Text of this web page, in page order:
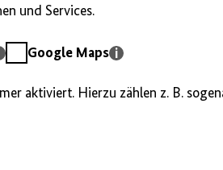
und Services.
GoogleGoogle Maps
aktiviert. Hierzu zählen z. B.